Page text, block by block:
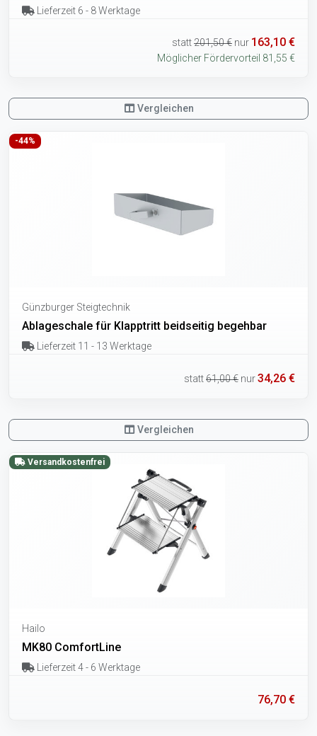
Lieferzeit 6 - 8 Werktage
statt201,50 € nur 163,10 €
Möglicher Fördervorteil 81,55 €
Vergleichen
-44%
Günzburger Steigtechnik
Ablageschale für Klapptritt beidseitig begehbar
Lieferzeit 11 - 13 Werktage
statt61,00 € nur34,26 €
Vergleichen
Versandkostenfrei
Hailo
MK80 ComfortLine
Lieferzeit 4 - 6 Werktage
76,70 €